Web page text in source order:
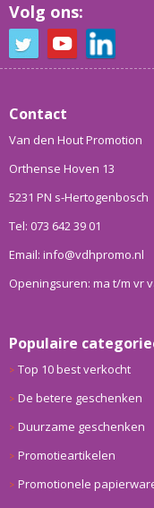
Volg ons:
Contact
Van den Hout Promotion
Orthense Hoven 13
5231 PN s-Hertogenbosch
Tel: 073 642 39 01
Email: info@vdhpromo.nl
Openingsuren: ma t/m vr
Populaire
Top 10 best verkocht
De betere geschenken
Duurzame geschenken
Promotieartikelen
Promotionele